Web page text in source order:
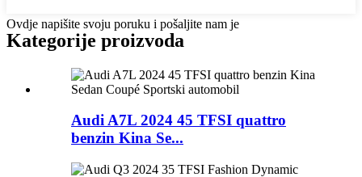
Ovdje napišite svoju poruku i pošaljite nam je
Kategorije proizvoda
Audi A7L 2024 45 TFSI quattro
benzin Kina Se...